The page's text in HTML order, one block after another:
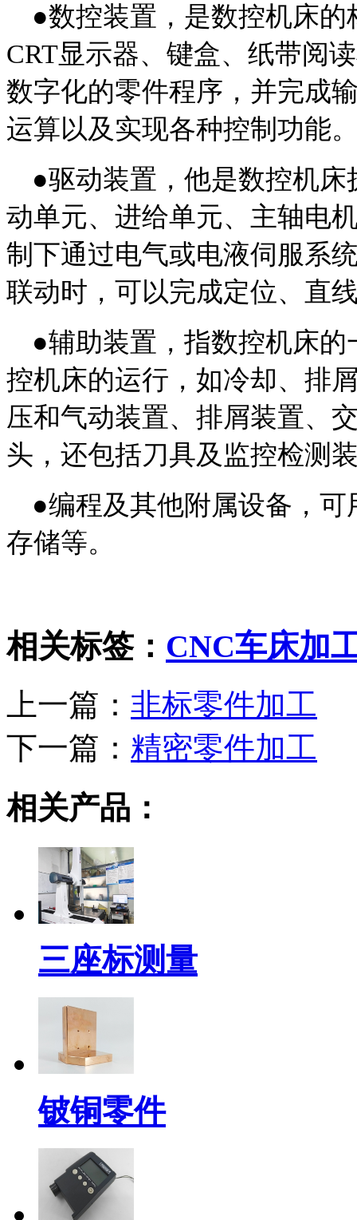
●数控装置，是数控机床
CRT显示器、键盒、纸带阅
数字化的零件程序，并完成
运算以及实现各种控制功能
●驱动装置，他是数控机
动单元、进给单元、主轴电
制下通过电气或电液伺服系
联动时，可以完成定位、直
●辅助装置，指数控机床
控机床的运行，如冷却、排
压和气动装置、排屑装置、
头，还包括刀具及监控检测
●编程及其他附属设备，
存储等。
相关标签： CNC车床加
上一篇： 非标零件加工
下一篇： 精密零件加工
相关产品：
三座标测量
铍铜零件